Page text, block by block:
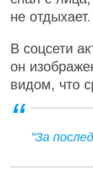
не отдыхает.
В соцсети
он
видом, что
"За